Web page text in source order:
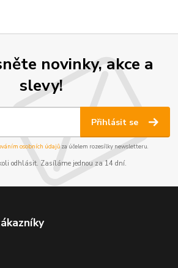
novinky, akce a
slevy!
Přihlásit se
osobních údajůza účelem rozesílky newsletteru.
odhlásit. Zasíláme jednou za 14 dní.